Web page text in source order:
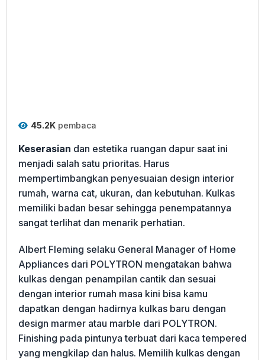
45.2K pembaca
Keserasian dan estetika ruangan dapur saat ini
menjadi salah satu prioritas. Harus
mempertimbangkan penyesuaian design interior
rumah, warna cat, ukuran, dan kebutuhan. Kulkas
memiliki badan besar sehingga penempatannya
sangat terlihat dan menarik perhatian.
Albert Fleming selaku General Manager of Home
Appliances dari POLYTRON mengatakan bahwa
kulkas dengan penampilan cantik dan sesuai
dengan interior rumah masa kini bisa kamu
dapatkan dengan hadirnya kulkas baru dengan
design marmer atau marble dari POLYTRON.
Finishing pada pintunya terbuat dari kaca tempered
yang mengkilap dan halus. Memilih kulkas dengan